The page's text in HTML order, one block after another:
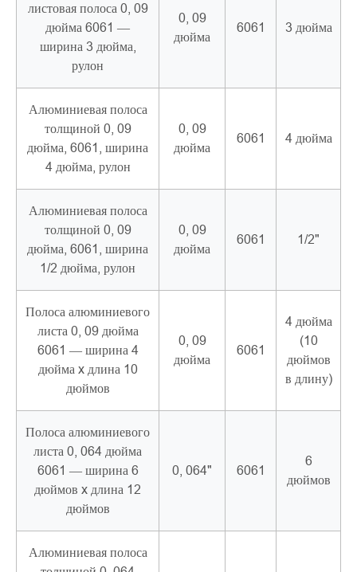
листовая полоса 0, 09
дюйма 6061 —
ширина 3 дюйма,
рулон
0, 09
дюйма
6061 3 дюйма
Алюминиевая полоса
толщиной 0, 09
дюйма, 6061, ширина
4 дюйма, рулон
0, 09
дюйма
6061 4 дюйма
Алюминиевая полоса
толщиной 0, 09
дюйма, 6061, ширина
1/2 дюйма, рулон
0, 09
дюйма
6061 1/2"
Полоса алюминиевого
листа 0, 09 дюйма
6061 — ширина 4
дюйма x длина 10
дюймов
0, 09
дюйма
6061
4 дюйма
(10
дюймов
в длину)
Полоса алюминиевого
листа 0, 064 дюйма
6061 — ширина 6
дюймов x длина 12
дюймов
0, 064" 6061
6
дюймов
Алюминиевая полоса